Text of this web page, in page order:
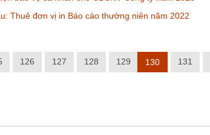
Thuê đơn vị in Báo cáo thường niên năm 2022
126 127 128 129 130 131